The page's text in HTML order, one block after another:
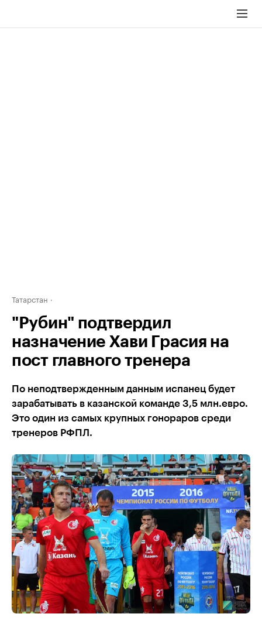
Татарстан
"Рубин" подтвердил
назначение Хави Грасия на
пост главного тренера
По неподтвержденным данным испанец будет
зарабатывать в казанской команде 3,5 млн.евро.
Это один из самых крупных гонораров среди
тренеров РФПЛ.